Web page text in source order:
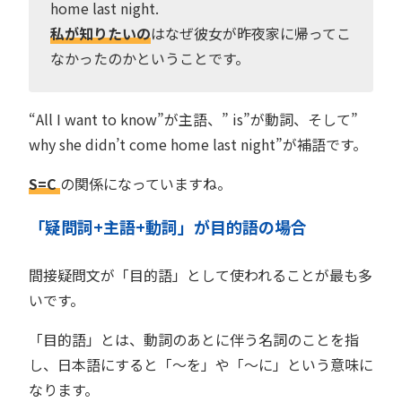
home last night.
私が知りたいのはなぜ彼女が昨夜家に帰ってこ
なかったのかということです。
“All I want to know”が主語、” is”が動詞、そして”
why she didn’t come home last night”が補語です。
S=Cの関係になっていますね。
「疑問詞+主語+動詞」が目的語の場合
間接疑問文が「目的語」として使われることが最も多
いです。
「目的語」とは、動詞のあとに伴う名詞のことを指
し、日本語にすると「〜を」や「〜に」という意味に
なります。